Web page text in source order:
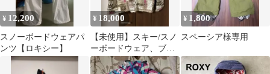
¥ 12,200
スノーボードウェアパ
ンツ【ロキシー】
¥ 18,000
【未使用】スキー/スノ
ーボードウェア、ブー
ツ、手袋セット
¥ 1,800
スペーシア様専用